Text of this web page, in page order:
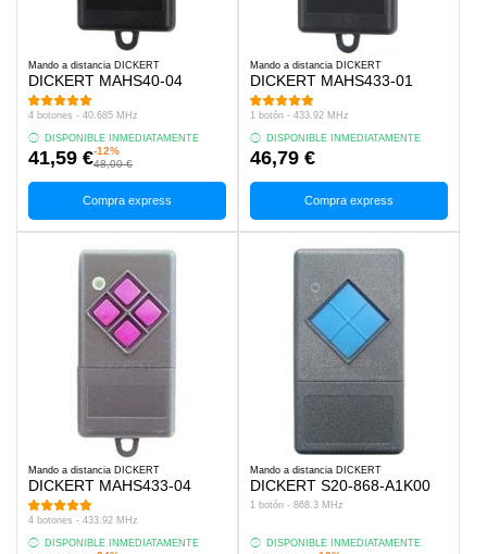
Mando a distancia DICKERT
DICKERT MAHS40-04
4 botones - 40.685 MHz
DISPONIBLE INMEDIATAMENTE
41,59 €-12%
48,00 €
Compra express
Mando a distancia DICKERT
DICKERT MAHS433-01
1 botón - 433.92 MHz
DISPONIBLE INMEDIATAMENTE
46,79 €
Compra express
Mando a distancia DICKERT
DICKERT MAHS433-04
4 botones - 433.92 MHz
DISPONIBLE INMEDIATAMENTE
Mando a distancia DICKERT
DICKERT S20-868-A1K00
1 botón - 868.3 MHz
DISPONIBLE INMEDIATAMENTE